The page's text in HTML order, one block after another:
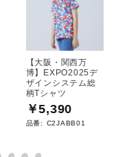
【大阪・関西万
博】EXPO2025デ
ザインシステム総
柄Tシャツ
￥5,390
品番: C2JABB01